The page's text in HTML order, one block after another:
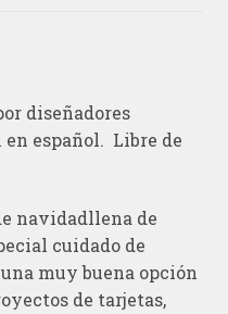
diseñadores
en español. Libre de
navidadllena de
cuidado de
muy buena opción
de tarjetas,